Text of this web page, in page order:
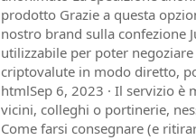
prodotto Grazie a questa
nostro brand sulla confezione
utilizzabile per poter
criptovalute in modo diretto,
htmlSep 6, 2023 · Il servizio
vicini, colleghi o portinerie,
Come farsi consegnare (e